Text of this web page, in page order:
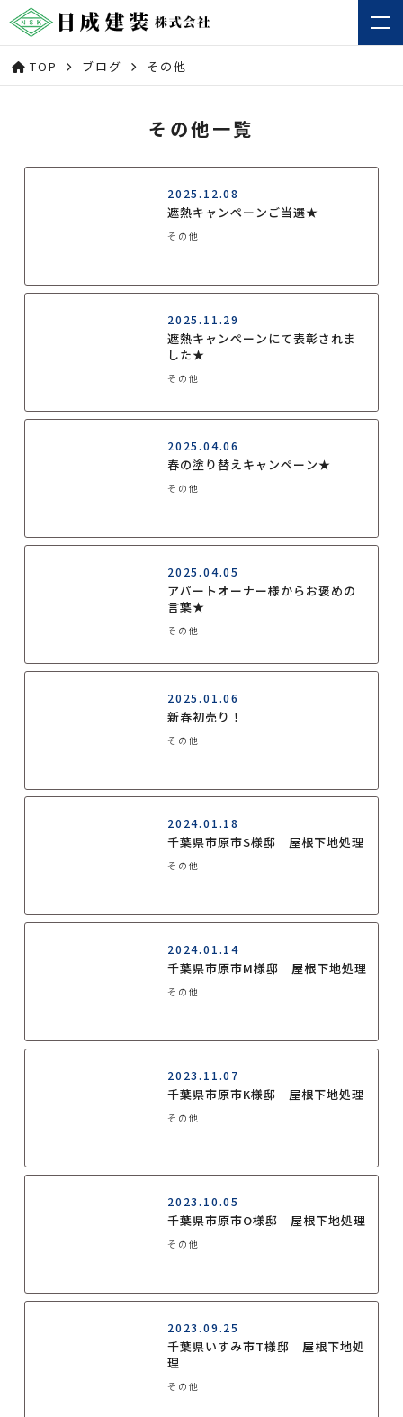
TOP ブログ その他
その他一覧
2025.12.08
遮熱キャンペーンご当選★
その他
2025.11.29
遮熱キャンペーンにて表彰されま
した★
その他
2025.04.06
春の塗り替えキャンペーン★
その他
2025.04.05
アパートオーナー様からお褒めの
言葉★
その他
2025.01.06
新春初売り！
その他
2024.01.18
千葉県市原市S様邸 屋根下地処理
その他
2024.01.14
千葉県市原市M様邸 屋根下地処理
その他
2023.11.07
千葉県市原市K様邸 屋根下地処理
その他
2023.10.05
千葉県市原市O様邸 屋根下地処理
その他
2023.09.25
千葉県いすみ市T様邸 屋根下地処
理
その他